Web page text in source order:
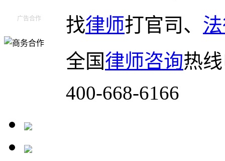
广告合作 找律师打官司、
全国律师咨询热
400-668-6166